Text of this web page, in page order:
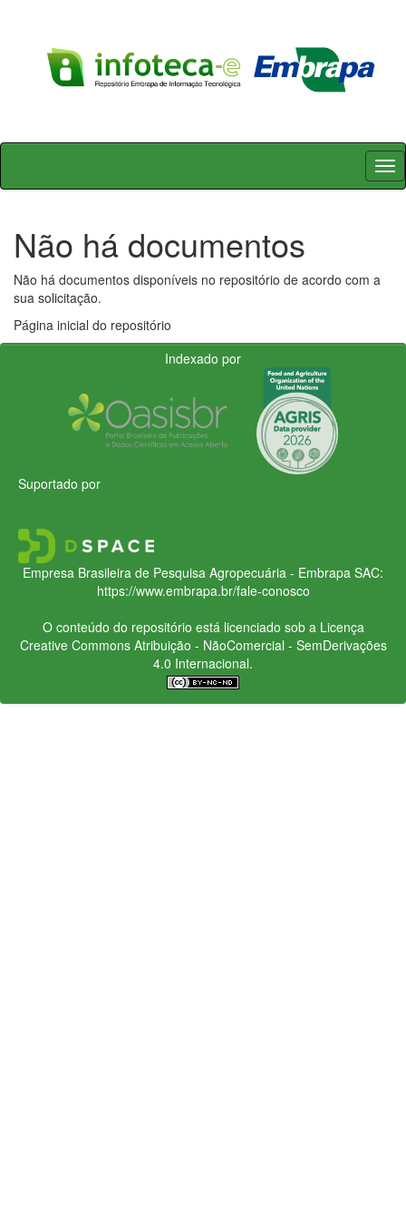
Skip
Não há documentos
Não há documentos disponíveis no repositório de acordo com a
sua solicitação.
Página inicial do repositório
Indexado por
Suportado por
Empresa Brasileira de Pesquisa Agropecuária - Embrapa SAC:
https://www.embrapa.br/fale-conosco
O conteúdo do repositório está licenciado sob a Licença
Creative CommonsAtribuição - NãoComercial - SemDerivações
4.0 Internacional.